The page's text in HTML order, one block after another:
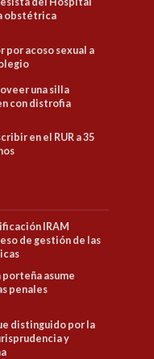
obstétrica
por acoso sexual a
una silla
con distrofia
en el RUR a 35
IRAM
de gestión de las
asume
penales
distinguido por la
y